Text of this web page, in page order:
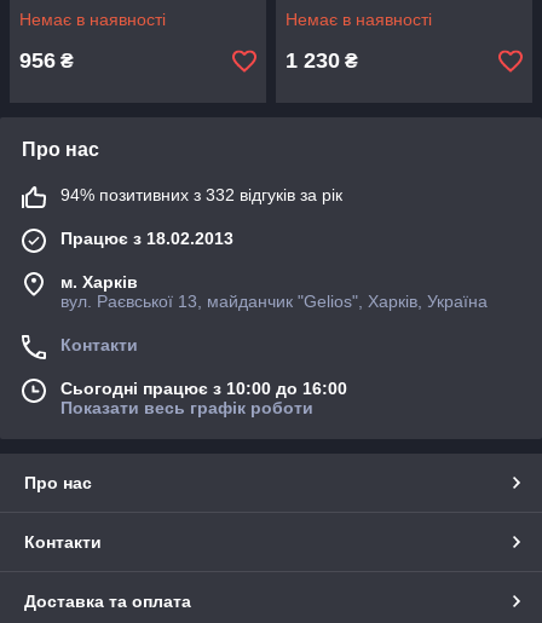
Немає в наявності
956 ₴
Немає в наявності
1 230 ₴
Про нас
94% позитивних з 332 відгуків за рік
Працює з 18.02.2013
м. Харків
вул. Раєвської 13, майданчик "Gelios", Харків, Україна
Контакти
Сьогодні працює з 10:00 до 16:00
Показати весь графік роботи
Про нас
Контакти
Доставка та оплата